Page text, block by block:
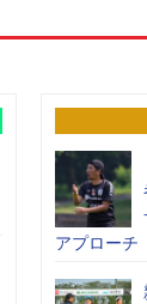
アプローチ